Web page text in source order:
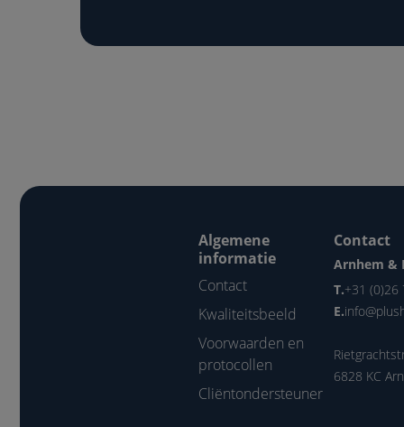
Algemene
informatie
Contact
Kwaliteitsbeeld
Voorwaarden en
protocollen
Cliëntondersteuner
Contact
Arnhem &
T.+31 (0)26
E.
6828 KC